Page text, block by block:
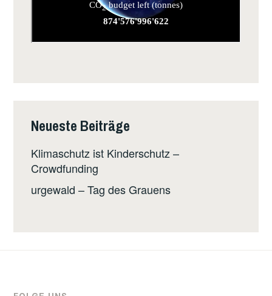
Neueste Beiträge
Klimaschutz ist Kinderschutz –
Crowdfunding
urgewald – Tag des Grauens